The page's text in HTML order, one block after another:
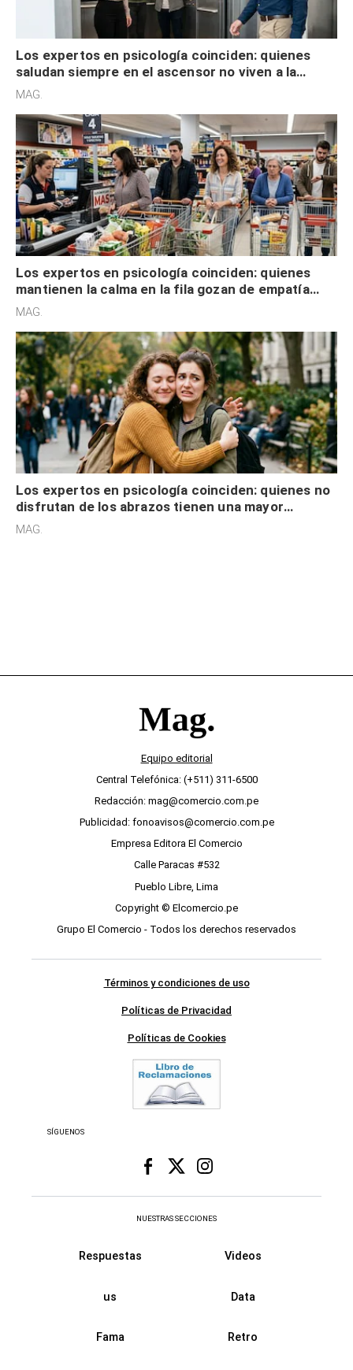
Los expertos en psicología coinciden: quienes
saludan siempre en el ascensor no viven a la
defensiva y tienen apertura social
MAG.
Los expertos en psicología coinciden: quienes
mantienen la calma en la fila gozan de empatía
cognitiva, gratitud y no solo tienen autocontrol
MAG.
Los expertos en psicología coinciden: quienes no
disfrutan de los abrazos tienen una mayor
sensibilidad a los estímulos físicos y no es por
MAG.
Equipo editorial
Central Telefónica: (+511) 311-6500
Redacción: mag@comercio.com.pe
Publicidad: fonoavisos@comercio.com.pe
Empresa Editora El Comercio
Calle Paracas #532
Pueblo Libre, Lima
Copyright © Elcomercio.pe
Grupo El Comercio - Todos los derechos reservados
Términos y condiciones de uso
Políticas de Privacidad
Políticas de Cookies
SÍGUENOS
NUESTRAS SECCIONES
Respuestas Videos
us Data
Fama Retro